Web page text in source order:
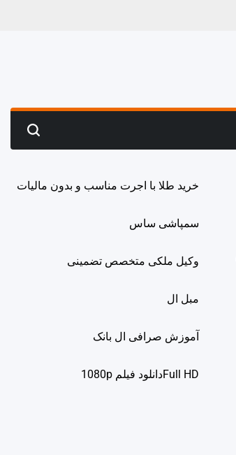
Search
خرید طلا با اجرت مناسب و بدون مالیات
سمپاشی ساس
وکیل ملکی متخصص تضمینی
مبل ال
آموزش صرافی ال بانک
Full HDدانلود فيلم 1080p